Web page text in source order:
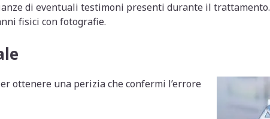
di eventuali testimoni presenti durante il trattamento.
fisici con fotografie.
ottenere una perizia che confermi l’errore